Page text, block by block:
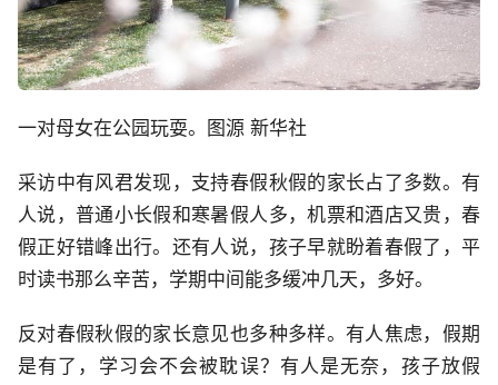
一对母女在公园玩耍。图源 新华社
采访中有风君发现，支持春假秋假的家长占了多数。有
人说，普通小长假和寒暑假人多，机票和酒店又贵，春
假正好错峰出行。还有人说，孩子早就盼着春假了，平
时读书那么辛苦，学期中间能多缓冲几天，多好。
反对春假秋假的家长意见也多种多样。有人焦虑，假期
是有了，学习会不会被耽误？有人是无奈，孩子放假